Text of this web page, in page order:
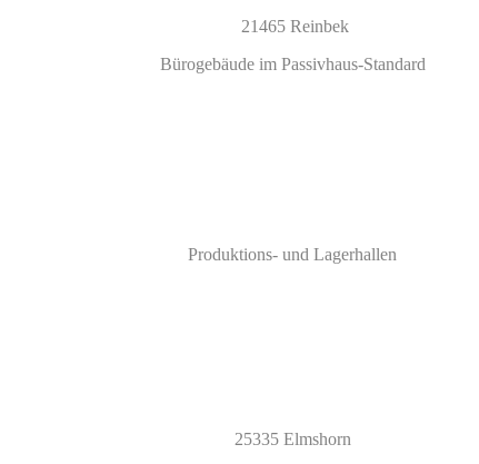
21465 Reinbek
Bürogebäude im Passivhaus-Standard
Produktions- und Lagerhallen
25335 Elmshorn